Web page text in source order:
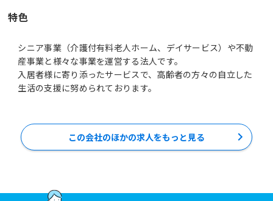
特色
シニア事業（介護付有料老人ホーム、デイサービス）や不動
産事業と様々な事業を運営する法人です。
入居者様に寄り添ったサービスで、高齢者の方々の自立した
この会社のほかの求人をもっと見る